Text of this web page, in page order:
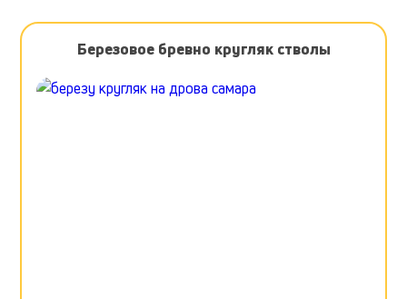
Березовое бревно кругляк стволы